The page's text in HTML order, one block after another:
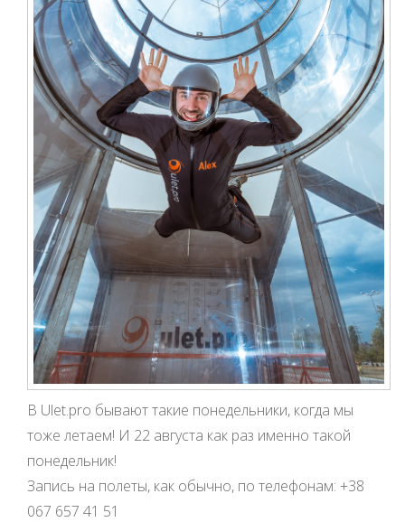
В Ulet.pro бывают такие понедельники, когда мы
тоже летаем! И 22 августа как раз именно такой
понедельник!
Запись на полеты, как обычно, по телефонам: +38
067 657 41 51